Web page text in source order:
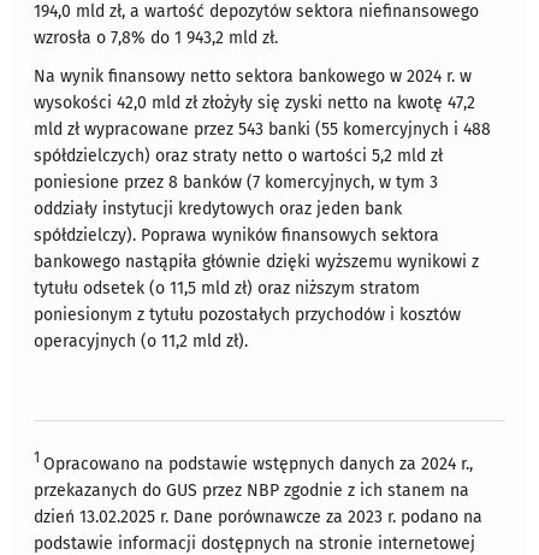
194,0 mld zł, a wartość depozytów sektora niefinansowego
wzrosła o 7,8% do 1 943,2 mld zł.
Na wynik finansowy netto sektora bankowego w 2024 r. w
wysokości 42,0 mld zł złożyły się zyski netto na kwotę 47,2
mld zł wypracowane przez 543 banki (55 komercyjnych i 488
spółdzielczych) oraz straty netto o wartości 5,2 mld zł
poniesione przez 8 banków (7 komercyjnych, w tym 3
oddziały instytucji kredytowych oraz jeden bank
spółdzielczy). Poprawa wyników finansowych sektora
bankowego nastąpiła głównie dzięki wyższemu wynikowi z
tytułu odsetek (o 11,5 mld zł) oraz niższym stratom
poniesionym z tytułu pozostałych przychodów i kosztów
operacyjnych (o 11,2 mld zł).
1 Opracowano na podstawie wstępnych danych za 2024 r.,
przekazanych do GUS przez NBP zgodnie z ich stanem na
dzień 13.02.2025 r. Dane porównawcze za 2023 r. podano na
podstawie informacji dostępnych na stronie internetowej